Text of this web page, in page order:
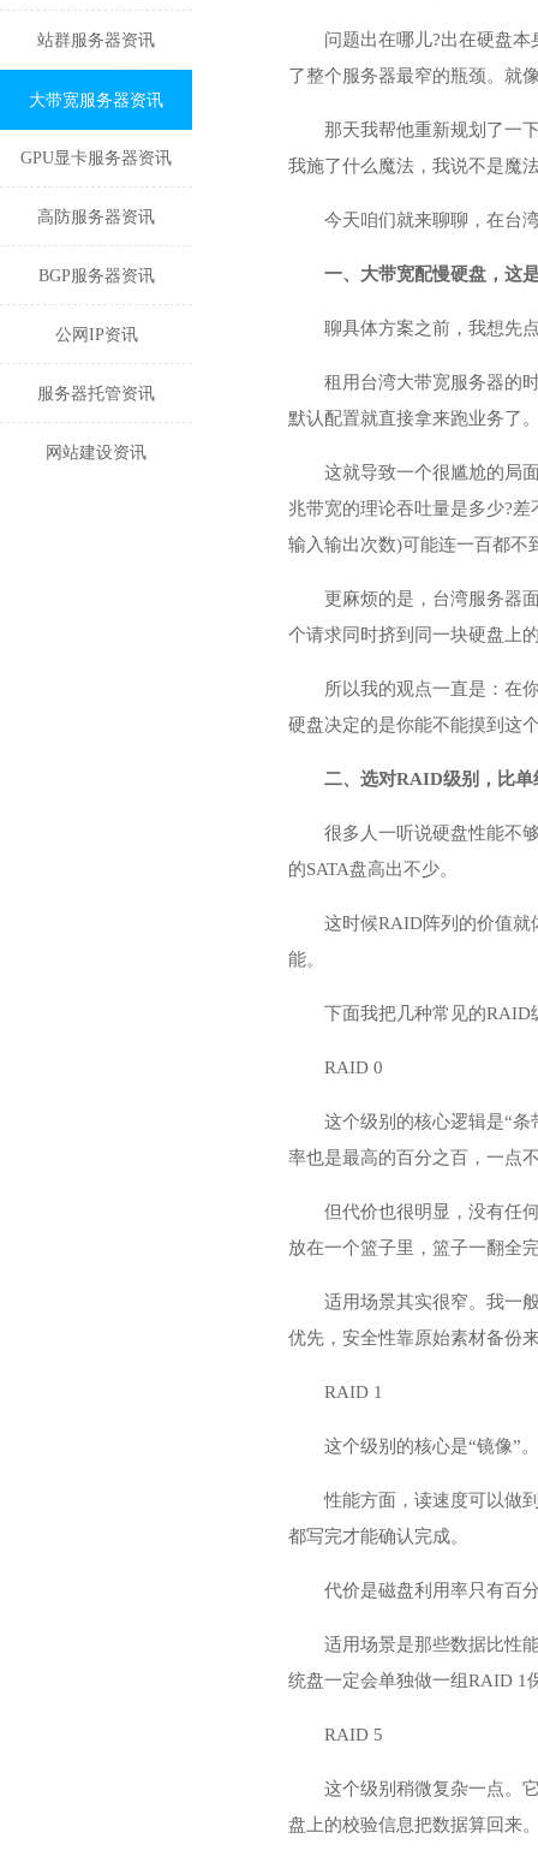
站群服务器资讯
大带宽服务器资讯
GPU显卡服务器资讯
高防服务器资讯
BGP服务器资讯
公网IP资讯
服务器托管资讯
网站建设资讯
问题出在哪儿?出在硬盘
了整个服务器最窄的瓶颈。就
那天我帮他重新规划了一
我施了什么魔法，我说不是魔
今天咱们就来聊聊，在台
一、大带宽配慢硬盘，这
聊具体方案之前，我想先
租用台湾大带宽服务器的
默认配置就直接拿来跑业务了
这就导致一个很尴尬的局
兆带宽的理论吞吐量是多少?
输入输出次数)可能连一百都不
更麻烦的是，台湾服务器
个请求同时挤到同一块硬盘上
所以我的观点一直是：在
硬盘决定的是你能不能摸到这
二、选对RAID级别，比单
很多人一听说硬盘性能不
的SATA盘高出不少。
这时候RAID阵列的价值就
能。
下面我把几种常见的RAID
RAID 0
这个级别的核心逻辑是“
率也是最高的百分之百，一点
但代价也很明显，没有任
放在一个篮子里，篮子一翻全
适用场景其实很窄。我一
优先，安全性靠原始素材备份
RAID 1
这个级别的核心是“镜像”
性能方面，读速度可以做
都写完才能确认完成。
代价是磁盘利用率只有百
适用场景是那些数据比性
统盘一定会单独做一组RAID 1
RAID 5
这个级别稍微复杂一点。
盘上的校验信息把数据算回来